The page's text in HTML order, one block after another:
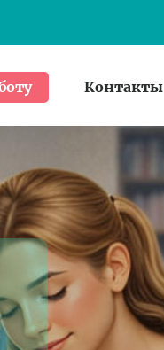
Контакты